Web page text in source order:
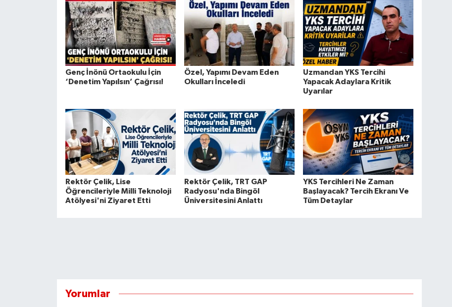
Genç İnönü Ortaokulu İçin
‘Denetim Yapılsın’ Çağrısı!
Özel, Yapımı Devam Eden
Okulları İnceledi
Uzmandan YKS Tercihi
Yapacak Adaylara Kritik
Uyarılar
Rektör Çelik, Lise
Öğrencileriyle Milli Teknoloji
Atölyesi'ni Ziyaret Etti
Rektör Çelik, TRT GAP
Radyosu'nda Bingöl
Üniversitesini Anlattı
YKS Tercihleri Ne Zaman
Başlayacak? Tercih Ekranı Ve
Tüm Detaylar
Yorumlar